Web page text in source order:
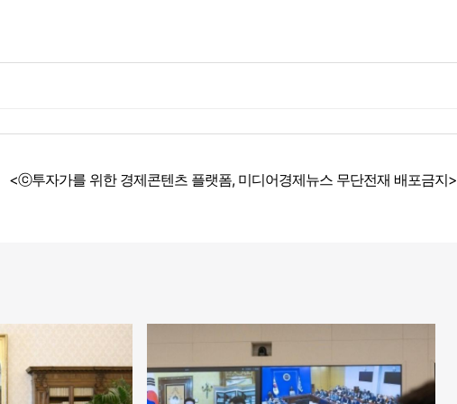
<ⓒ투자가를 위한 경제콘텐츠 플랫폼, 미디어경제뉴스 무단전재 배포금지>